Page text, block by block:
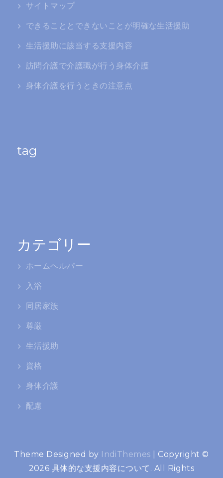
サイトマップ
できることとできないことが明確な生活援助
生活援助に該当する支援内容
訪問介護で介護職が行う身体介護
身体介護を行うときの注意点
tag
カテゴリー
ホームヘルパー
入浴
同居家族
尊厳
生活援助
資格
身体介護
配慮
Theme Designed by IndiThemes
Copyright ©
2026 具体的な支援内容について. All Rights